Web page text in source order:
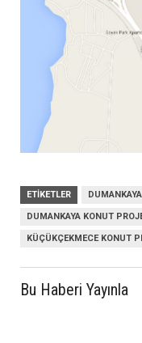
ETIKETLER DUMANKAYA
DUMANKAYA KONUT
KÜÇÜKÇEKMECE KONUT
Bu Haberi Yayınla